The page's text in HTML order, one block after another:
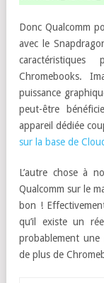
Donc Qualcomm
avec le
Chromebooks.
puissance
peut-être
appareil dédiée
sur la base de
L’autre chose à
Qualcomm sur le
bon !
qu’il existe un
probablement une
de plus de